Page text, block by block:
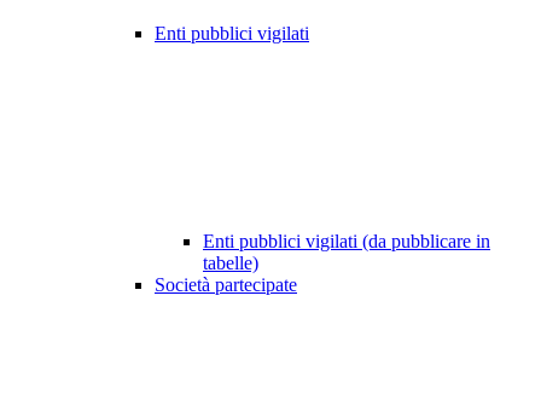
Enti pubblici vigilati
Enti pubblici vigilati (da pubblicare in
tabelle)
Società partecipate